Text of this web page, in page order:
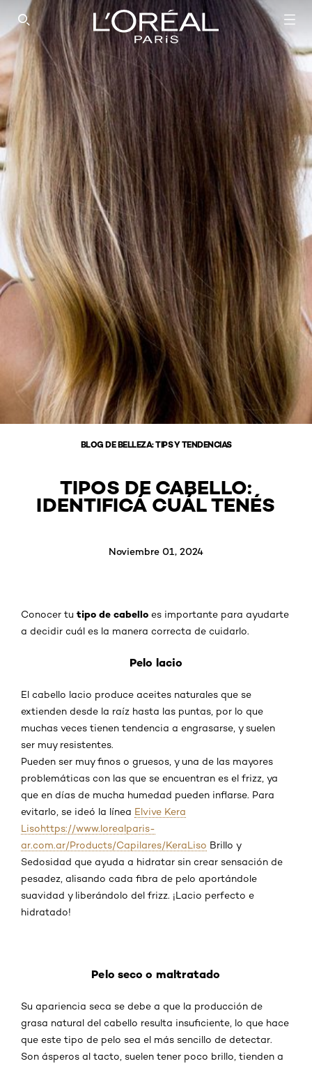
SEARCH THIS SITE
BLOG DE BELLEZA: TIPS Y TENDENCIAS
TIPOS DE CABELLO:
IDENTIFICÁ CUÁL TENÉS
Noviembre 01, 2024
Conocer tu tipo de cabello es importante para ayudarte
a decidir cuál es la manera correcta de cuidarlo.
Pelo lacio
El cabello lacio produce aceites naturales que se
extienden desde la raíz hasta las puntas, por lo que
muchas veces tienen tendencia a engrasarse, y suelen
ser muy resistentes.
Pueden ser muy finos o gruesos, y una de las mayores
problemáticas con las que se encuentran es el frizz, ya
que en días de mucha humedad pueden inflarse. Para
evitarlo, se ideó la línea Elvive Kera
Lisohttps://www.lorealparis-
ar.com.ar/Products/Capilares/KeraLiso Brillo y
Sedosidad que ayuda a hidratar sin crear sensación de
pesadez, alisando cada fibra de pelo aportándole
suavidad y liberándolo del frizz. ¡Lacio perfecto e
hidratado!
Pelo seco o maltratado
Su apariencia seca se debe a que la producción de
grasa natural del cabello resulta insuficiente, lo que hace
que este tipo de pelo sea el más sencillo de detectar.
Son ásperos al tacto, suelen tener poco brillo, tienden a